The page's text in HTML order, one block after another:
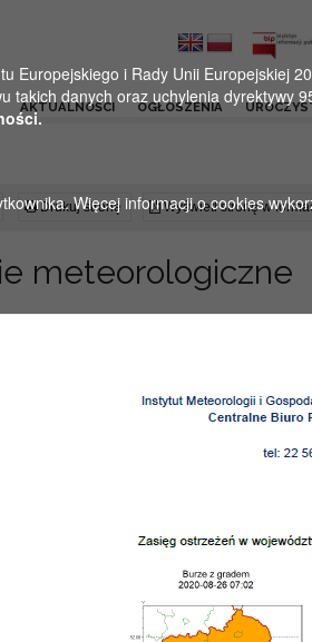
AKTUALNOŚCI OGŁOSZENIA
Drukuj stronę Wyświetl stronę w
meteorologiczne
Europejskiego i Rady Unii Europejskiej
takich danych oraz uchylenia
Więcej informacji o cookies